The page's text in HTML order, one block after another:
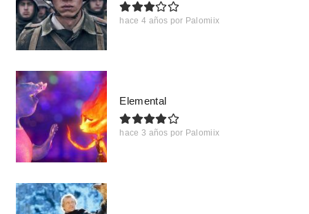
hace 4 años por Palomiix
Elemental
hace 3 años por Palomiix